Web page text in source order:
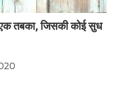
तबका, जिसकी कोई सुध